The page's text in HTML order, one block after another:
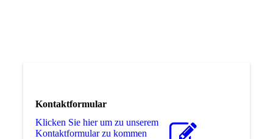
Kontaktformular
Klicken Sie hier um zu unserem
Kon­takt­for­mu­lar zu kommen